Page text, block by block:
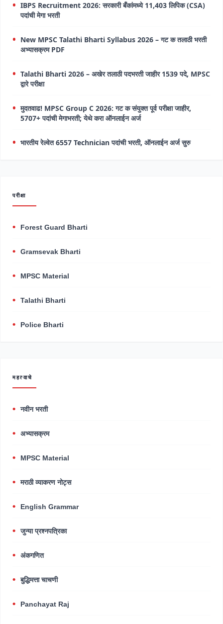
IBPS Recruitment 2026: सरकारी बँकांमध्ये 11,403 लिपिक (CSA)
पदांची मेगा भरती
New MPSC Talathi Bharti Syllabus 2026 – गट क तलाठी भरती
अभ्यासक्रम PDF
Talathi Bharti 2026 – अखेर तलाठी पदभरती जाहीर 1539 पदे, MPSC
द्वारे परीक्षा
मुदतवाढ! MPSC Group C 2026: गट क संयुक्त पूर्व परीक्षा जाहीर,
5707+ पदांची मेगाभरती; येथे करा ऑनलाईन अर्ज
भारतीय रेल्वेत 6557 Technician पदांची भरती, ऑनलाईन अर्ज सुरु
परीक्षा
Forest Guard Bharti
Gramsevak Bharti
MPSC Material
Talathi Bharti
Police Bharti
महत्वाचे
नवीन भरती
अभ्यासक्रम
MPSC Material
मराठी व्याकरण नोट्स
English Grammar
जुन्या प्रश्नपत्रिका
अंकगणित
बुद्धिमत्ता चाचणी
Panchayat Raj